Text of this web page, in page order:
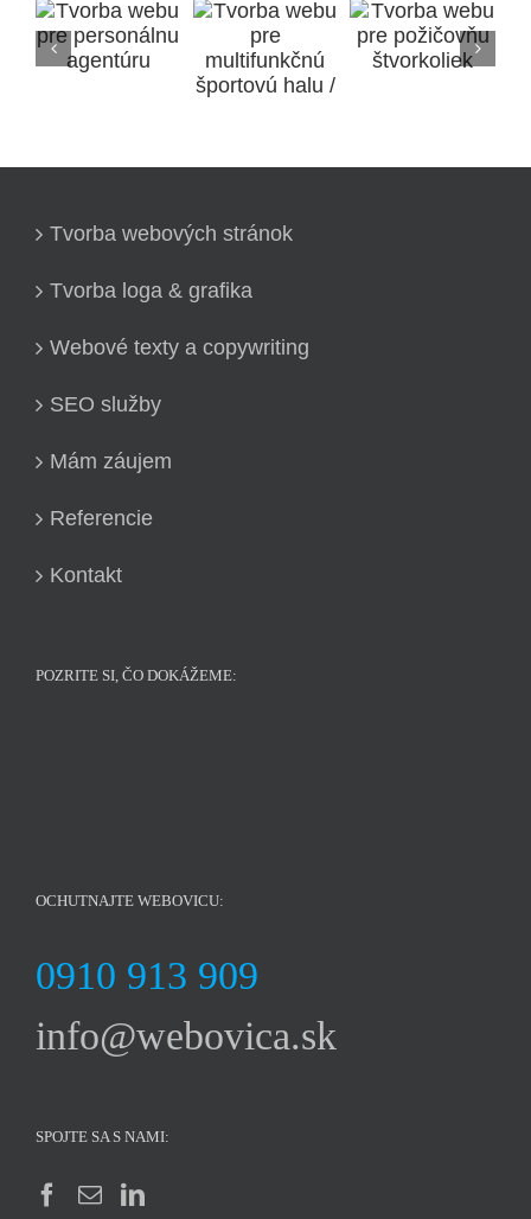
Tvorba
webu pre
multifunkčnú
Tvorba
webu pre
požičovňu
Tvorba webových stránok
Tvorba loga & grafika
Webové texty a copywriting
SEO služby
Mám záujem
Referencie
Kontakt
POZRITE SI, ČO DOKÁŽEME:
OCHUTNAJTE WEBOVICU:
0910 913 909
info@webovica.sk
SPOJTE SA S NAMI: